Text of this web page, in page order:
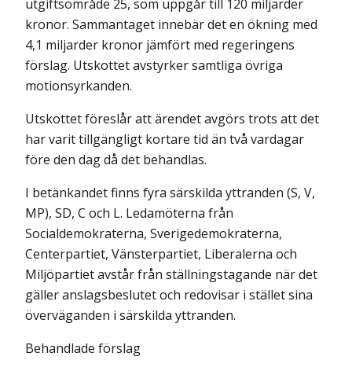
utgiftsområde 25, som uppgår till 120 miljarder
kronor. Sammantaget innebär det en ökning med
4,1 miljarder kronor jämfört med regeringens
förslag. Utskottet avstyrker samtliga övriga
motionsyrkanden.
Utskottet föreslår att ärendet avgörs trots att det
har varit tillgängligt kortare tid än två vardagar
före den dag då det behandlas.
I betänkandet finns fyra särskilda yttranden (S, V,
MP), SD, C och L. Ledamöterna från
Socialdemokraterna, Sverigedemokraterna,
Centerpartiet, Vänsterpartiet, Liberalerna och
Miljöpartiet avstår från ställningstagande när det
gäller anslagsbeslutet och redovisar i stället sina
överväganden i särskilda yttranden.
Behandlade förslag